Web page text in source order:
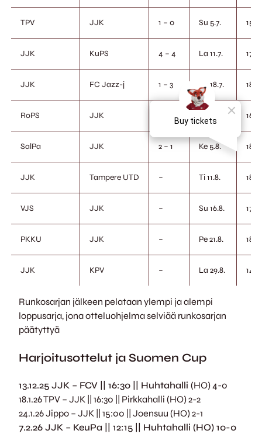
TPV JJK 1 – 0 Su 5.7.
JJK KuPS 4 – 4 La 11.7.
JJK FC Jazz-j 1 – 3 La 18.7.
RoPS JJK 4 – 0 La 25.7.
SalPa JJK 2 – 1 Ke 5.8.
JJK Tampere UTD – Ti 11.8.
VJS JJK – Su 16.8.
PKKU JJK – Pe 21.8.
JJK KPV – La 29.8.
Runkosarjan jälkeen pelataan ylempi ja alempi
loppusarja, jona otteluohjelma selviää runkosarjan
päätyttyä
Harjoitusottelut ja Suomen Cup
13.12.25 JJK – FCV || 16:30 || Huhtahalli (HO) 4-0
18.1.26 TPV – JJK || 16:30 || Pirkkahalli (HO) 2-2
24.1.26 Jippo – JJK || 15:00 || Joensuu (HO) 2-1
7.2.26 JJK – KeuPa || 12:15 || Huhtahalli (HO) 10-0